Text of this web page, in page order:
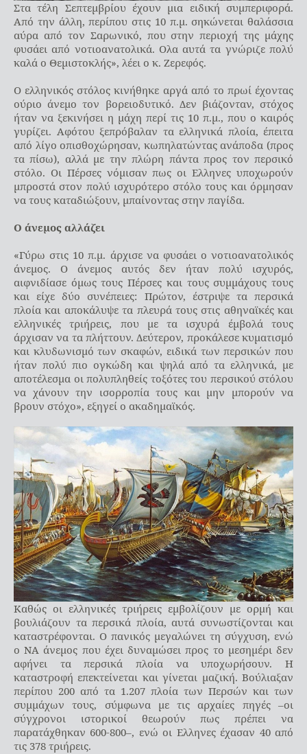
Στα τέλη Σεπτεμβρίου έχουν μια ειδική συμπεριφορά.
Από την άλλη, περίπου στις 10 π.μ. σηκώνεται θαλάσσια
αύρα από τον Σαρωνικό, που στην περιοχή της μάχης
φυσάει από νοτιοανατολικά. Ολα αυτά τα γνώριζε πολύ
καλά ο Θεμιστοκλής», λέει ο κ. Ζερεφός.
Ο ελληνικός στόλος κινήθηκε αργά από το πρωί έχοντας
ούριο άνεμο τον βορειοδυτικό. Δεν βιάζονταν, στόχος
ήταν να ξεκινήσει η μάχη περί τις 10 π.μ., που ο καιρός
γυρίζει. Αφότου ξεπρόβαλαν τα ελληνικά πλοία, έπειτα
από λίγο οπισθοχώρησαν, κωπηλατώντας ανάποδα (προς
τα πίσω), αλλά με την πλώρη πάντα προς τον περσικό
στόλο. Οι Πέρσες νόμισαν πως οι Ελληνες υποχωρούν
μπροστά στον πολύ ισχυρότερο στόλο τους και όρμησαν
να τους καταδιώξουν, μπαίνοντας στην παγίδα.
Ο άνεμος αλλάζει
«Γύρω στις 10 π.μ. άρχισε να φυσάει ο νοτιοανατολικός
άνεμος. Ο άνεμος αυτός δεν ήταν πολύ ισχυρός,
αιφνιδίασε όμως τους Πέρσες και τους συμμάχους τους
και είχε δύο συνέπειες: Πρώτον, έστριψε τα περσικά
πλοία και αποκάλυψε τα πλευρά τους στις αθηναϊκές και
ελληνικές τριήρεις, που με τα ισχυρά έμβολά τους
άρχισαν να τα πλήττουν. Δεύτερον, προκάλεσε κυματισμό
και κλυδωνισμό των σκαφών, ειδικά των περσικών που
ήταν πολύ πιο ογκώδη και ψηλά από τα ελληνικά, με
αποτέλεσμα οι πολυπληθείς τοξότες του περσικού στόλου
να χάνουν την ισορροπία τους και μην μπορούν να
βρουν στόχο», εξηγεί ο ακαδημαϊκός.
Καθώς οι ελληνικές τριήρεις εμβολίζουν με ορμή και
βουλιάζουν τα περσικά πλοία, αυτά συνωστίζονται και
καταστρέφονται. Ο πανικός μεγαλώνει τη σύγχυση, ενώ
ο ΝΑ άνεμος που έχει δυναμώσει προς το μεσημέρι δεν
αφήνει τα περσικά πλοία να υποχωρήσουν. Η
καταστροφή επεκτείνεται και γίνεται μαζική. Βούλιαξαν
περίπου 200 από τα 1.207 πλοία των Περσών και των
συμμάχων τους, σύμφωνα με τις αρχαίες πηγές –οι
σύγχρονοι ιστορικοί θεωρούν πως πρέπει να
παρατάχθηκαν 600-800–, ενώ οι Ελληνες έχασαν 40 από
τις 378 τριήρεις.